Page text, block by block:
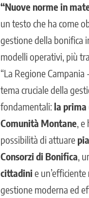
“Nuove norme in
un testo che ha come
gestione della bonifica
modelli operativi, più
“La Regione
tema cruciale della
fondamentali: la prima
Comunità Montane, e
possibilità di attuare
Consorzi di Bonifica,
cittadinie un’efficiente
gestione moderna ed